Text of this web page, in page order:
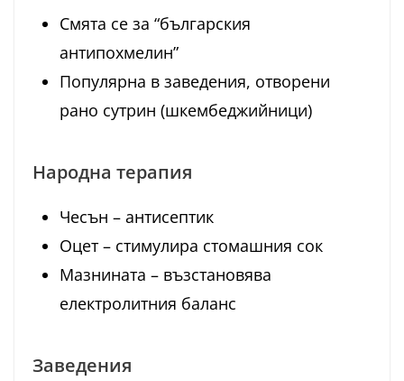
Смята се за “българския
антипохмелин”
Популярна в заведения, отворени
рано сутрин (шкембеджийници)
Народна терапия
Чесън – антисептик
Оцет – стимулира стомашния сок
Мазнината – възстановява
електролитния баланс
Заведения